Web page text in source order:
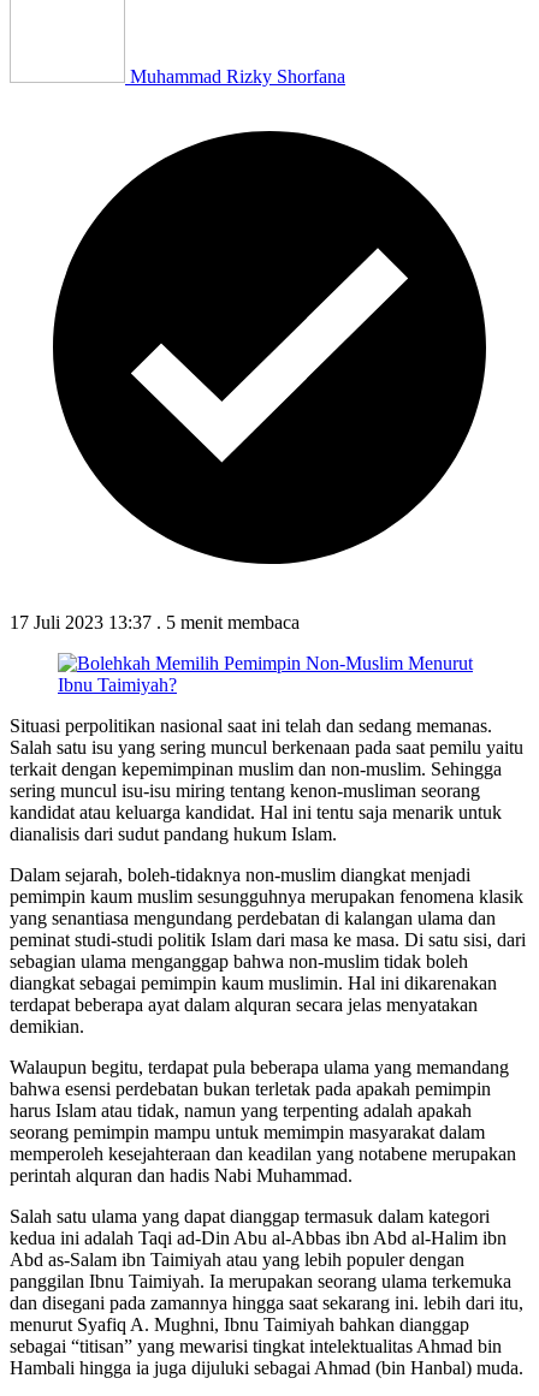
Muhammad Rizky Shorfana
17 Juli 2023 13:37 . 5 menit membaca
Situasi perpolitikan nasional saat ini telah dan sedang memanas.
Salah satu isu yang sering muncul berkenaan pada saat pemilu yaitu
terkait dengan kepemimpinan muslim dan non-muslim. Sehingga
sering muncul isu-isu miring tentang kenon-musliman seorang
kandidat atau keluarga kandidat. Hal ini tentu saja menarik untuk
dianalisis dari sudut pandang hukum Islam.
Dalam sejarah, boleh-tidaknya non-muslim diangkat menjadi
pemimpin kaum muslim sesungguhnya merupakan fenomena klasik
yang senantiasa mengundang perdebatan di kalangan ulama dan
peminat studi-studi politik Islam dari masa ke masa. Di satu sisi, dari
sebagian ulama menganggap bahwa non-muslim tidak boleh
diangkat sebagai pemimpin kaum muslimin. Hal ini dikarenakan
terdapat beberapa ayat dalam alquran secara jelas menyatakan
demikian.
Walaupun begitu, terdapat pula beberapa ulama yang memandang
bahwa esensi perdebatan bukan terletak pada apakah pemimpin
harus Islam atau tidak, namun yang terpenting adalah apakah
seorang pemimpin mampu untuk memimpin masyarakat dalam
memperoleh kesejahteraan dan keadilan yang notabene merupakan
perintah alquran dan hadis Nabi Muhammad.
Salah satu ulama yang dapat dianggap termasuk dalam kategori
kedua ini adalah Taqi ad-Din Abu al-Abbas ibn Abd al-Halim ibn
Abd as-Salam ibn Taimiyah atau yang lebih populer dengan
panggilan Ibnu Taimiyah. Ia merupakan seorang ulama terkemuka
dan disegani pada zamannya hingga saat sekarang ini. lebih dari itu,
menurut Syafiq A. Mughni, Ibnu Taimiyah bahkan dianggap
sebagai “titisan” yang mewarisi tingkat intelektualitas Ahmad bin
Hambali hingga ia juga dijuluki sebagai Ahmad (bin Hanbal) muda.